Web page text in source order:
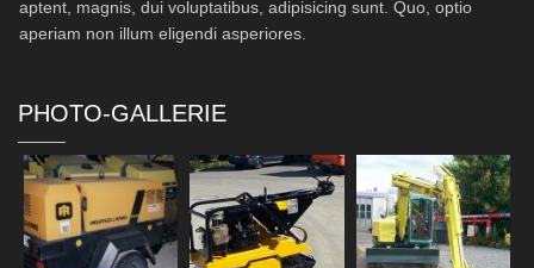
aptent, magnis, dui voluptatibus, adipisicing sunt. Quo, optio
aperiam non illum eligendi asperiores.
PHOTO-GALLERIE